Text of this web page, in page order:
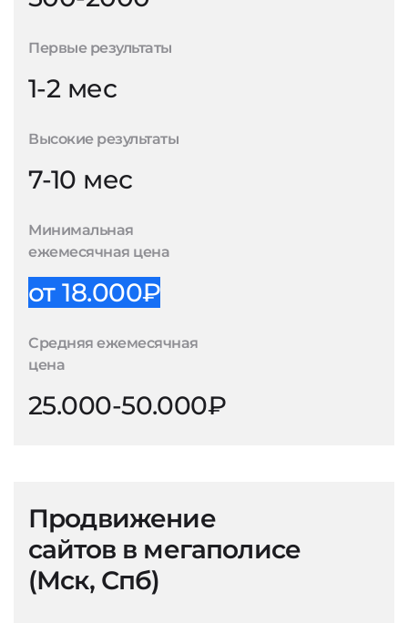
Первые результаты
1-2 мес
Высокие результаты
7-10 мес
Минимальная
ежемесячная цена
от 18.000₽
Средняя ежемесячная
цена
25.000-50.000₽
Продвижение
сайтов в мегаполисе
(Мск, Спб)